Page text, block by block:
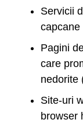
Servicii
capcane
Pagini
care
nedorite
Site-uri
browser